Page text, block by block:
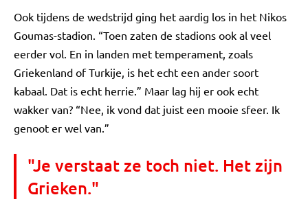
Ook tijdens de wedstrijd ging het aardig los in het Nikos
Goumas-stadion. “Toen zaten de stadions ook al veel
eerder vol. En in landen met temperament, zoals
Griekenland of Turkije, is het echt een ander soort
kabaal. Dat is echt herrie.” Maar lag hij er ook echt
wakker van? “Nee, ik vond dat juist een mooie sfeer. Ik
genoot er wel van.”
"Je verstaat ze toch niet. Het zijn
Grieken."